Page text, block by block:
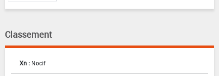
Classement
Xn : Nocif